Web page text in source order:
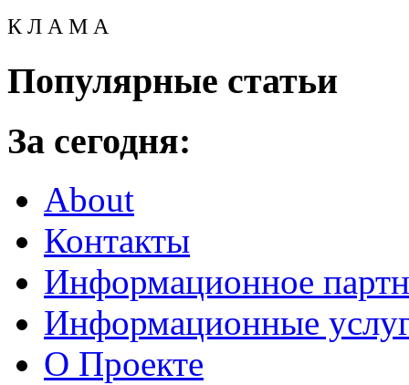
К Л А М А
Популярные статьи
За сегодня:
About
Контакты
Информационное
Информационные
О Проекте